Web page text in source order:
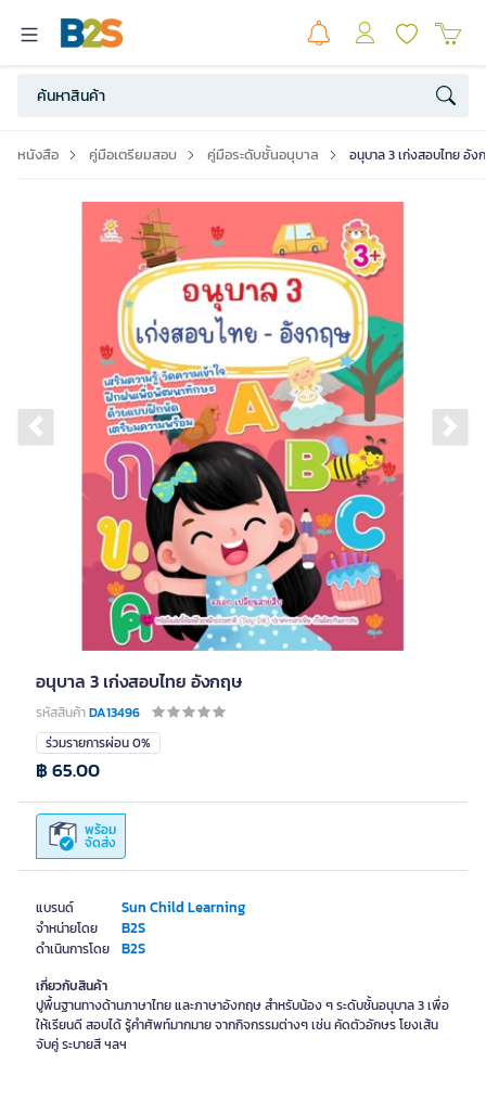
หนังสือ คู่มือเตรียมสอบ คู่มือระดับชั้นอนุบาล อนุบาล 3 เก่งสอบไทย อัง
Previous slide
อนุบาล 3 เก่งสอบไทย อังกฤษ
รหัสสินค้าDA13496
แบรนด์ Sun Child Learning
จำหน่ายโดย B2S
ดำเนินการโดย B2S
ร่วมรายการผ่อน 0%
พร้อม
จัดส่ง
฿ 65.00
เกี่ยวกับสินค้า
ปูพื้นฐานทางด้านภาษาไทย และภาษาอังกฤษ สำหรับน้อง ๆ ระดับชั้นอนุบาล 3 เพื่อ
ให้เรียนดี สอบได้ รู้คำศัพท์มากมาย จากกิจกรรมต่างๆ เช่น คัดตัวอักษร โยงเส้น
จับคู่ ระบายสี ฯลฯ